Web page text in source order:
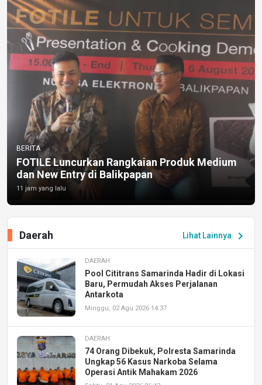
BERITA
FOTILE Luncurkan Rangkaian Produk Medium
dan New Entry di Balikpapan
11 jam yang lalu
Lihat Lainnya chevron_right
Daerah
DAERAH
Pool Cititrans Samarinda Hadir di Lokasi
Baru, Permudah Akses Perjalanan
Antarkota
Minggu, 02 Agu 2026 14:37
DAERAH
74 Orang Dibekuk, Polresta Samarinda
Ungkap 56 Kasus Narkoba Selama
Operasi Antik Mahakam 2026